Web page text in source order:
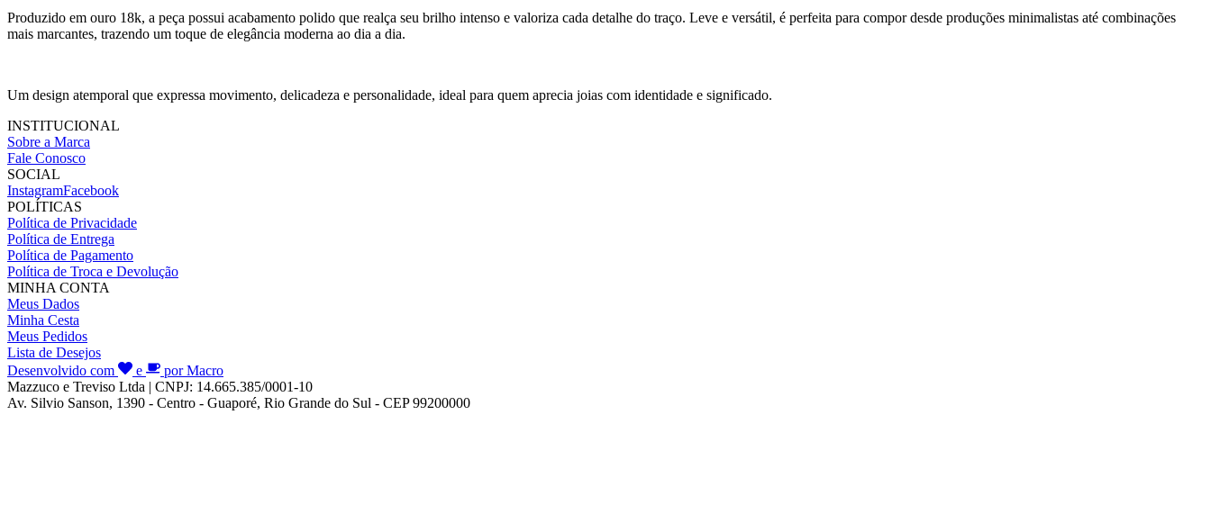
Produzido em ouro 18k, a peça possui acabamento polido que realça seu brilho intenso e valoriza cada detalhe do traço. Leve e versátil, é perfeita para compor desde produções minimalistas até combinações
mais marcantes, trazendo um toque de elegância moderna ao dia a dia.
Um design atemporal que expressa movimento, delicadeza e personalidade, ideal para quem aprecia joias com identidade e significado.
INSTITUCIONAL
Sobre a Marca
Fale Conosco
SOCIAL
InstagramFacebook
POLÍTICAS
Política de Privacidade
Política de Entrega
Política de Pagamento
Política de Troca e Devolução
MINHA CONTA
Meus Dados
Minha Cesta
Meus Pedidos
Lista de Desejos
Desenvolvido com
e
por Macro
Mazzuco e Treviso Ltda | CNPJ: 14.665.385/0001-10
Av. Silvio Sanson, 1390 - Centro - Guaporé, Rio Grande do Sul - CEP 99200000